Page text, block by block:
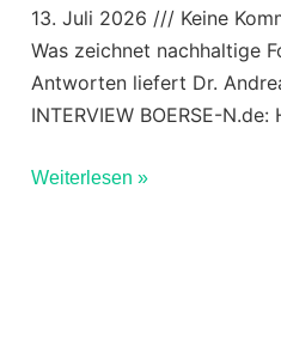
13. Juli 2026
Keine
Was zeichnet nachhaltige
Antworten liefert Dr.
INTERVIEW BOERSE-N.de:
Weiterlesen »